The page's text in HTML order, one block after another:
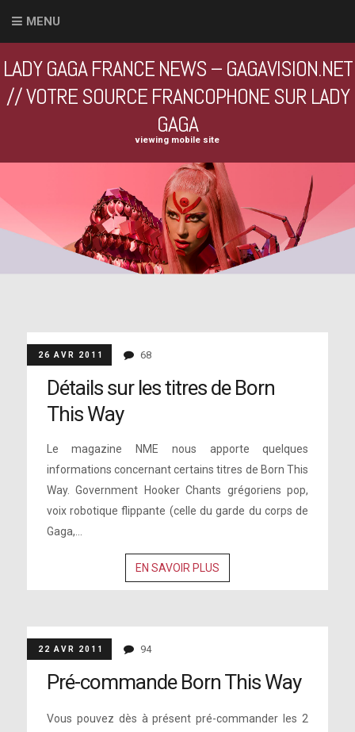
MENU
LADY GAGA FRANCE NEWS – GAGAVISION.NET
// VOTRE SOURCE FRANCOPHONE SUR LADY
GAGA
viewing mobile site
26 AVR 2011 68
Détails sur les titres de Born
This Way
Le magazine NME nous apporte quelques
informations concernant certains titres de Born This
Way. Government Hooker Chants grégoriens pop,
voix robotique flippante (celle du garde du corps de
Gaga,...
EN SAVOIR PLUS
22 AVR 2011 94
Pré-commande Born This Way
Vous pouvez dès à présent pré-commander les 2